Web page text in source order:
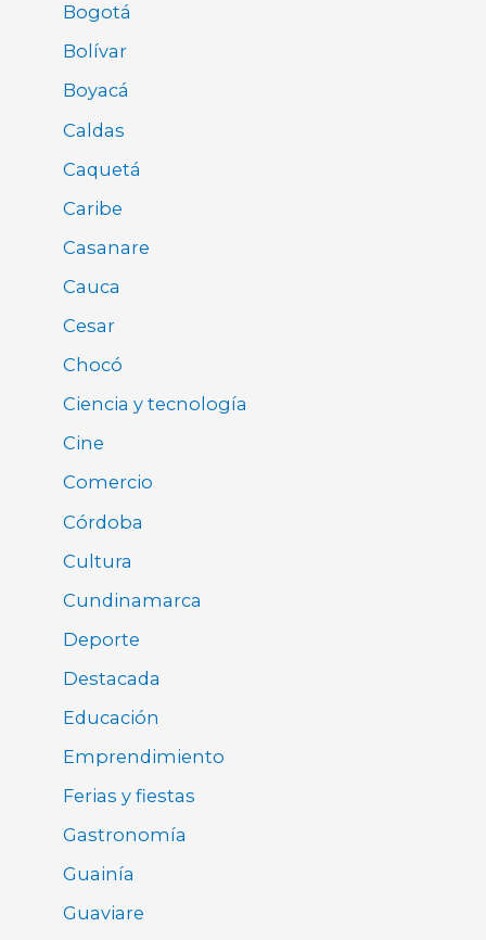
Bogotá
Bolívar
Boyacá
Caldas
Caquetá
Caribe
Casanare
Cauca
Cesar
Chocó
Ciencia y tecnología
Cine
Comercio
Córdoba
Cultura
Cundinamarca
Deporte
Destacada
Educación
Emprendimiento
Ferias y fiestas
Gastronomía
Guainía
Guaviare